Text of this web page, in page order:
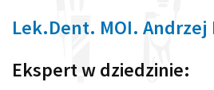
Lek.Dent. MOI. Andrzej
Ekspert w dziedzinie: